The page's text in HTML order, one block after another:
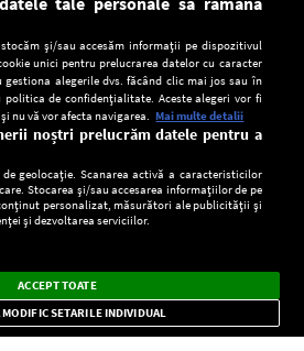
CONFIDENŢIALITATE
știri și alerte
×
stocăm și/sau accesăm informații pe dispozitivul
unici pentru prelucrarea datelor cu caracter
gestiona alegerile dvs. făcând clic mai jos sau în
de confidențialitate. Aceste alegeri vor fi
nu vă vor afecta navigarea. Mai multe detalii
noștri prelucrăm datele pentru a
geolocație. Scanarea activă a caracteristicilor
Stocarea și/sau accesarea informațiilor de pe
personalizat, măsurători ale publicității și
și dezvoltarea serviciilor.
ACCEPT TOATE
MODIFIC SETARILE INDIVIDUAL